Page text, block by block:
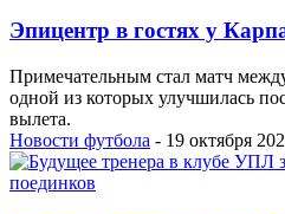
Эпицентр в гостях у
Примечательным стал матч
одной из которых улучшилась
вылета.
Новости футбола - 19 октября